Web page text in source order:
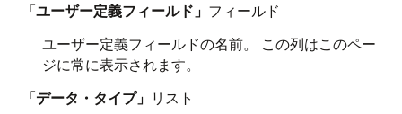
「ユーザー定義フィールド」 フィールド
ユーザー定義フィールドの名前。 この列はこのペー
ジに常に表示されます。
「データ・タイプ」 リスト